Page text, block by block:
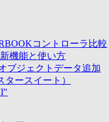
コントローラ比較
機能と使い方
ブジェクトデータ追加
タースイート）